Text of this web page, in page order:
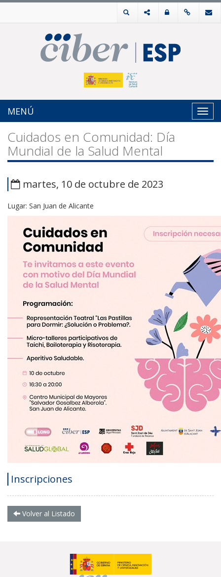
MENÚ
Cuidados en Comunidad: Día
Mundial de la Salud Mental
martes, 10 de octubre de 2023
Lugar: San Juan de Alicante
Inscripciones
Volver al Listado